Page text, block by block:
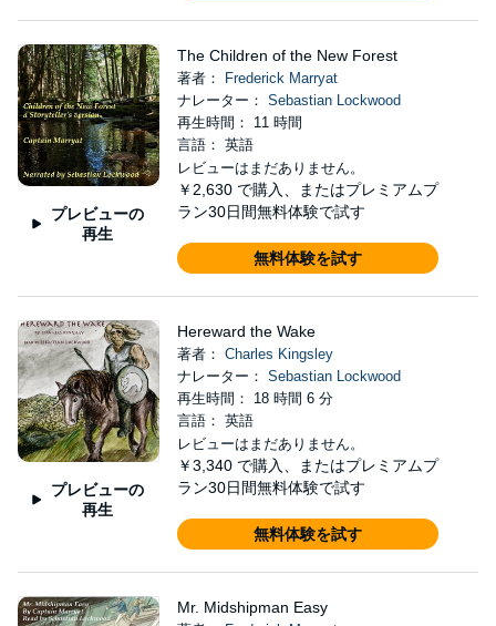
プレビューの
再生
The Children of the New Forest
著者：
Frederick Marryat
ナレーター： Sebastian Lockwood
再生時間： 11 時間
言語： 英語
レビューはまだありません。
￥2,630 で購入、またはプレミアムプ
ラン30日間無料体験で試す
無料体験を試す
プレビューの
再生
Hereward the Wake
著者： Charles Kingsley
ナレーター： Sebastian Lockwood
再生時間： 18 時間 6 分
言語： 英語
レビューはまだありません。
￥3,340 で購入、またはプレミアムプ
ラン30日間無料体験で試す
無料体験を試す
Mr. Midshipman Easy